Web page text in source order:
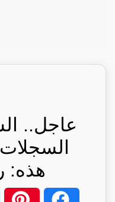
عاجل..
هذه: